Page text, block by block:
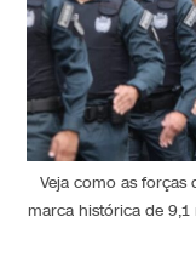
Veja como as forças
marca histórica de